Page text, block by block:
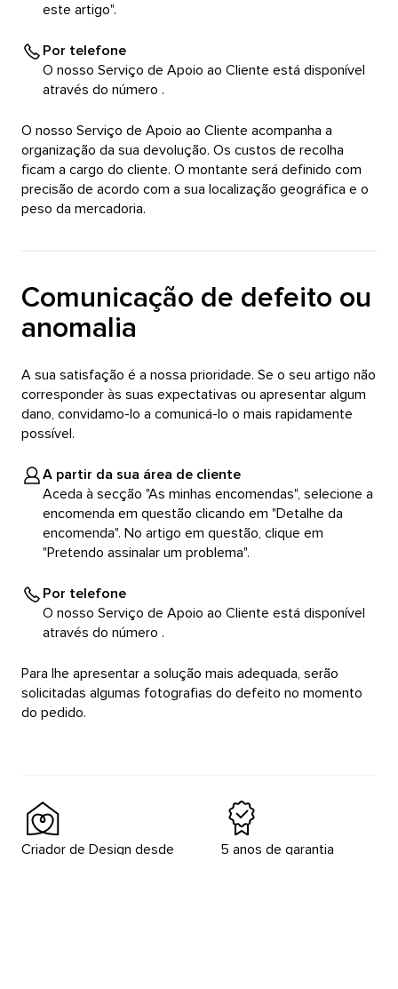
este artigo".
Por telefone
O nosso Serviço de Apoio ao Cliente está disponível
através do número .
O nosso Serviço de Apoio ao Cliente acompanha a
organização da sua devolução. Os custos de recolha
ficam a cargo do cliente. O montante será definido com
precisão de acordo com a sua localização geográfica e o
peso da mercadoria.
Comunicação de defeito ou
anomalia
A sua satisfação é a nossa prioridade. Se o seu artigo não
corresponder às suas expectativas ou apresentar algum
dano, convidamo-lo a comunicá-lo o mais rapidamente
possível.
A partir da sua área de cliente
Aceda à secção "As minhas encomendas", selecione a
encomenda em questão clicando em "Detalhe da
encomenda". No artigo em questão, clique em
"Pretendo assinalar um problema".
Por telefone
O nosso Serviço de Apoio ao Cliente está disponível
através do número .
Para lhe apresentar a solução mais adequada, serão
solicitadas algumas fotografias do defeito no momento
do pedido.
Criador de Design desde
5 anos de garantia